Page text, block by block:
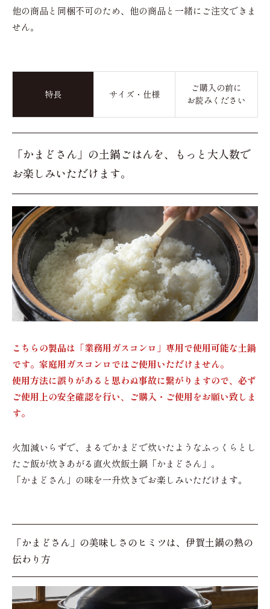
他の商品と同梱不可のため、他の商品と一緒にご注文できま
せん。
特長 サイズ・仕様
ご購入の前に
お読みください
「かまどさん」の土鍋ごはんを、もっと大人数で
お楽しみいただけます。
こちらの製品は「業務用ガスコンロ」専用で使用可能な土鍋
です。家庭用ガスコンロではご使用いただけません。
使用方法に誤りがあると思わぬ事故に繋がりますので、必ず
ご使用上の安全確認を行い、ご購入・ご使用をお願い致しま
す。
火加減いらずで、まるでかまどで炊いたようなふっくらとし
たご飯が炊きあがる直火炊飯土鍋「かまどさん」。
「かまどさん」の味を一升炊きでお楽しみいただけます。
「かまどさん」の美味しさのヒミツは、伊賀土鍋の熱の
伝わり方